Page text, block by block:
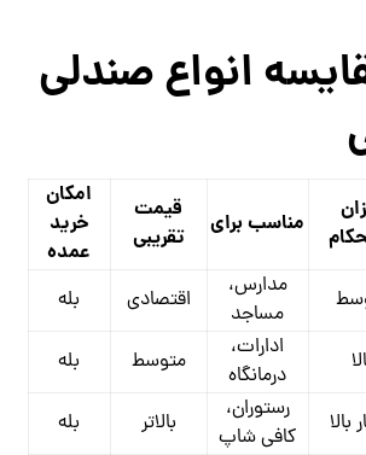
انواع صندلی
مناسب برای
قیمت
تقریبی
امکان
خرید
عمده
مدارس،
مساجد
اقتصادی بله
ادارات،
درمانگاه
متوسط بله
بالا
رستوران،
کافی ‌شاپ
بالاتر بله